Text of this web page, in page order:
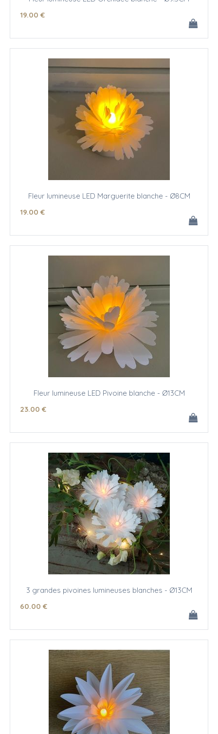
19.00 €
Fleur lumineuse LED Marguerite blanche - Ø8CM
19.00 €
Fleur lumineuse LED Pivoine blanche - Ø13CM
23.00 €
3 grandes pivoines lumineuses blanches - Ø13CM
60.00 €